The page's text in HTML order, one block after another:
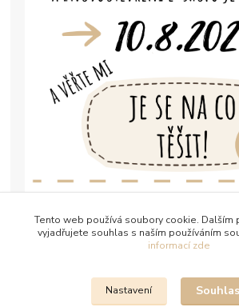
Tento web používá soubory cookie. Dalším
vyjadřujete souhlas s naším používáním
informací zde
Nastavení